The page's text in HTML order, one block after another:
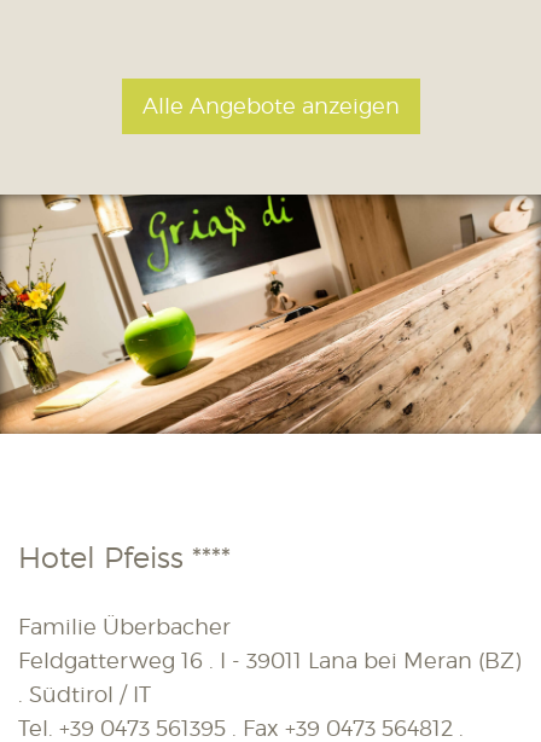
Alle Angebote anzeigen
Hotel Pfeiss ****
Familie Überbacher
Feldgatterweg 16 . I - 39011 Lana bei Meran (BZ)
. Südtirol / IT
Tel. +39 0473 561395 . Fax +39 0473 564812